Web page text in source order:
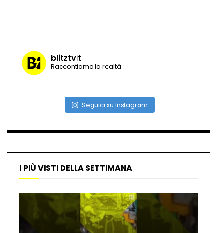
Atterraggio di emergenza tra le auto:
perde il controllo
Ucraina, ecco come gli F16 intercettano
Tir bloccato sul passaggio a livello:
treno lo distrugge
blitztvit
Raccontiamo la realtà
Seguici su Instagram
I PIÙ VISTI DELLA SETTIMANA